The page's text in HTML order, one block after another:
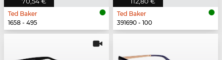
Ted Baker
1658 - 495
Ted Baker
391690 - 100